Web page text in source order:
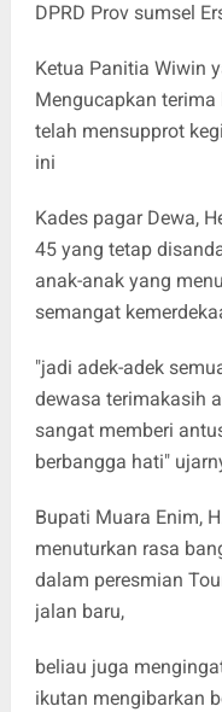
DPRD Prov sumsel
Ketua Panitia Wiwin
Mengucapkan
telah mensupprot
ini
Kades pagar Dewa,
45 yang tetap
anak-anak yang
semangat
"jadi adek-adek
dewasa terimakasih
sangat memberi
berbangga hati"
Bupati Muara Enim,
menuturkan rasa
dalam peresmian
jalan baru,
beliau juga
ikutan mengibarkan